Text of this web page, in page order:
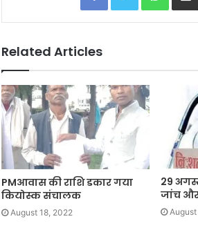
Related Articles
PMआवास की राशि डकार गया
कियोस्क संचालक
August 18, 2022
29
जांच
August